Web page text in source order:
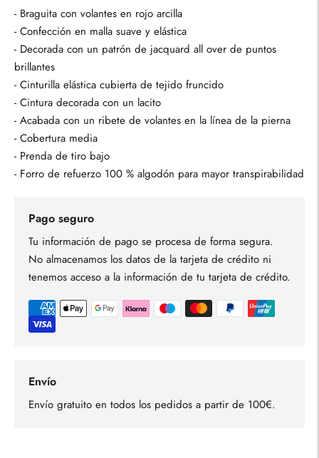
- Braguita con volantes en rojo arcilla
- Confección en malla suave y elástica
- Decorada con un patrón de jacquard all over de puntos
brillantes
- Cinturilla elástica cubierta de tejido fruncido
- Cintura decorada con un lacito
- Acabada con un ribete de volantes en la línea de la pierna
- Cobertura media
- Prenda de tiro bajo
- Forro de refuerzo 100 % algodón para mayor transpirabilidad
Pago seguro
Tu información de pago se procesa de forma segura.
No almacenamos los datos de la tarjeta de crédito ni
tenemos acceso a la información de tu tarjeta de crédito.
Envío
Envío gratuito en todos los pedidos a partir de 100€.